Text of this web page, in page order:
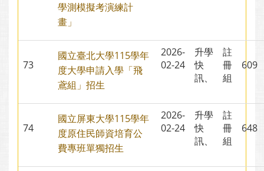
學測模擬考演練計
畫」
73
國立臺北大學115學年
度大學申請入學「飛
鳶組」招生
2026-
02-24
升學
快
訊、
註
冊
組
74
國立屏東大學115學年
度原住民師資培育公
費專班單獨招生
2026-
02-24
升學
快
訊、
註
冊
組